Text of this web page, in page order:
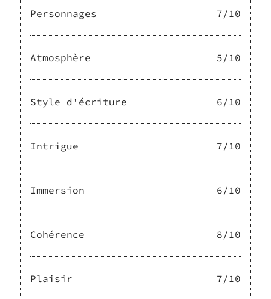
Personnages 7/10
Atmosphère 5/10
Style d'écriture 6/10
Intrigue 7/10
Immersion 6/10
Cohérence 8/10
Plaisir 7/10